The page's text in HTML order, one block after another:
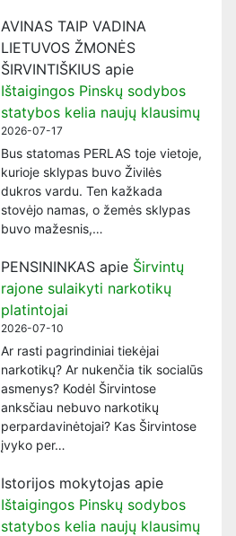
AVINAS TAIP VADINA
LIETUVOS ŽMONĖS
ŠIRVINTIŠKIUS apie
Ištaigingos Pinskų sodybos
statybos kelia naujų klausimų
2026-07-17
Bus statomas PERLAS toje vietoje,
kurioje sklypas buvo Živilės
dukros vardu. Ten kažkada
stovėjo namas, o žemės sklypas
buvo mažesnis,…
PENSININKAS apie Širvintų
rajone sulaikyti narkotikų
platintojai
2026-07-10
Ar rasti pagrindiniai tiekėjai
narkotikų? Ar nukenčia tik socialūs
asmenys? Kodėl Širvintose
anksčiau nebuvo narkotikų
perpardavinėtojai? Kas Širvintose
įvyko per…
Istorijos mokytojas apie
Ištaigingos Pinskų sodybos
statybos kelia naujų klausimų